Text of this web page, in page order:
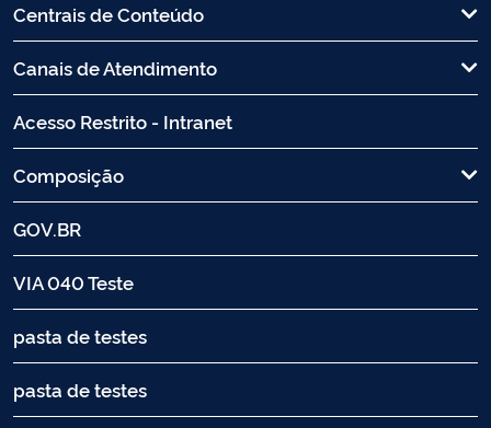
Centrais de Conteúdo
Canais de Atendimento
Acesso Restrito - Intranet
Composição
GOV.BR
VIA 040 Teste
pasta de testes
pasta de testes